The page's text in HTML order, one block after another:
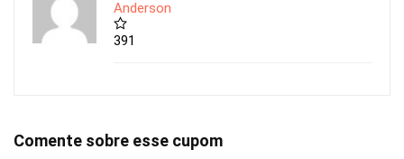
Anderson
391
Comente sobre esse cupom